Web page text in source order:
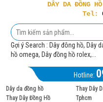
DÂY DA ĐỒNG
Tel:
Gợi ý Search : Dây đông hồ, Dây
hồ omega, Dây đồng hồ rolex,...
Hotline:
Dây da đồng hồ
Thay Dây Đồng Hồ
Thay Dây
Tphcm